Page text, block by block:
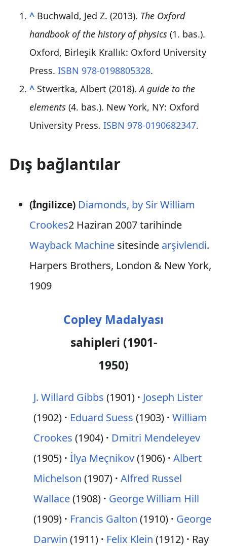
^ Buchwald, Jed Z. (2013). The Oxford
handbook of the history of physics(1. bas.).
Oxford, Birleşik Krallık: Oxford University
Press. ISBN 978-0198805328.
^ Stwertka, Albert (2018).A guide to the
elements(4. bas.). New York, NY: Oxford
University Press. ISBN 978-0190682347.
Dış bağlantılar
(İngilizce) Diamonds, by Sir William
Crookes2 Haziran 2007 tarihinde
Wayback Machinesitesinde arşivlendi.
Harpers Brothers, London & New York,
1909
Copley Madalyası
sahipleri (1901-
1950)
J. Willard Gibbs (1901)
Joseph Lister
(1902)
Eduard Suess (1903) William
Crookes (1904)
Dmitri Mendeleyev
(1905) İlya Meçnikov(1906) Albert
Michelson (1907) Alfred Russel
Wallace(1908)
George William Hill
(1909)
Francis Galton (1910)
George
Darwin (1911) Felix Klein (1912)
Ray